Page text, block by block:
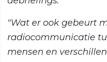
"Wat er ook gebeurt
radiocommunicatie
mensen en